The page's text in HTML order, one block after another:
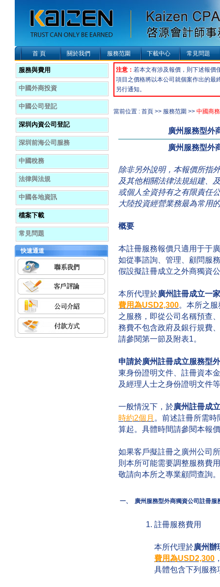
首 頁 關於我們 服務范圍 下載中心 常見問題
服務與費用
中國外商投資
中國公司登記
深圳內資公司登記
深圳前海公司服務
中國稅務
法律與法規
中國各地資訊
檔案下載
常見問題
快速通道
注意： 若本文有涉及報價，則下述報價
項目之價格將以本公司就個案作出的最
另行通知。
當前位置 : 首頁 >> 服務范圍 >> 中國商
廣州服務型外
廣州服務型外
除非另外說明，本報價所指
及其他相關法律法規組建、
或個人全資持有之有限責任
大陸投資經營業務最為常用
概要
本註冊服務報價只適用于于
如從事諮詢、管理、顧問服
假設擬註冊成立之外商獨資
本所代理於廣州註冊成立一
費用為USD2,300。本所之
之服務，即從公司名稱預查
務費不包含政府及銀行規費
請參閱第一節及附表1。
申請於廣州註冊成立服務型
東身份證明文件、註冊資本
及經理人士之身份證明文件
一般情況下，於廣州註冊成
時約2個月 。前述註冊所需
算起。具體時間請參閱本報
如果客戶擬註冊之廣州公司
則本所可能需要調整服務費
敬請向本所之專業顧問查詢。
一、 廣州服務型外商獨資公司註冊服
註冊服務費用
本所代理於廣州辦
費用為USD2,300
具體包含下列服務